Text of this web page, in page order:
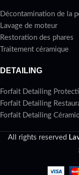
Décontamination de la
Lavage de moteur
Restoration des phares
Traitement céramique
DETAILING
Forfait Detailing
Forfait Detailing
Forfait Detailing
All rights reserved